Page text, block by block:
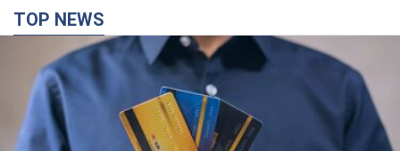
TOP NEWS